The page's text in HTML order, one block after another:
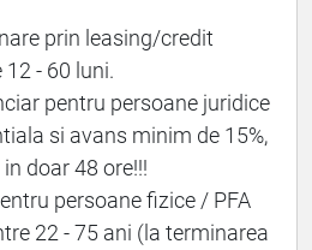
prin leasing/credit
- 60 luni.
pentru persoane juridice
si avans minim de 15%,
doar 48 ore!!!
persoane fizice / PFA
22 - 75 ani (la terminarea